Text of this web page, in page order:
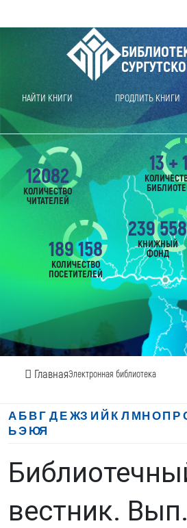
НАЙТИ КНИГИ ПРОДЛИТЬ КНИГИ
ГлавнаяЭлектронная библиотека
12082
КОЛИЧЕСТВО
ЧИТАТЕЛЕЙ
189 158
КОЛИЧЕСТВО
ПОСЕТИТЕЛЕЙ
239 558
КНИЖНЫЙ
ФОНД
13 +
АБВГ ДЕЖЗ И Й К Л МНОП Р
ЬЭЮЯ
вестник.